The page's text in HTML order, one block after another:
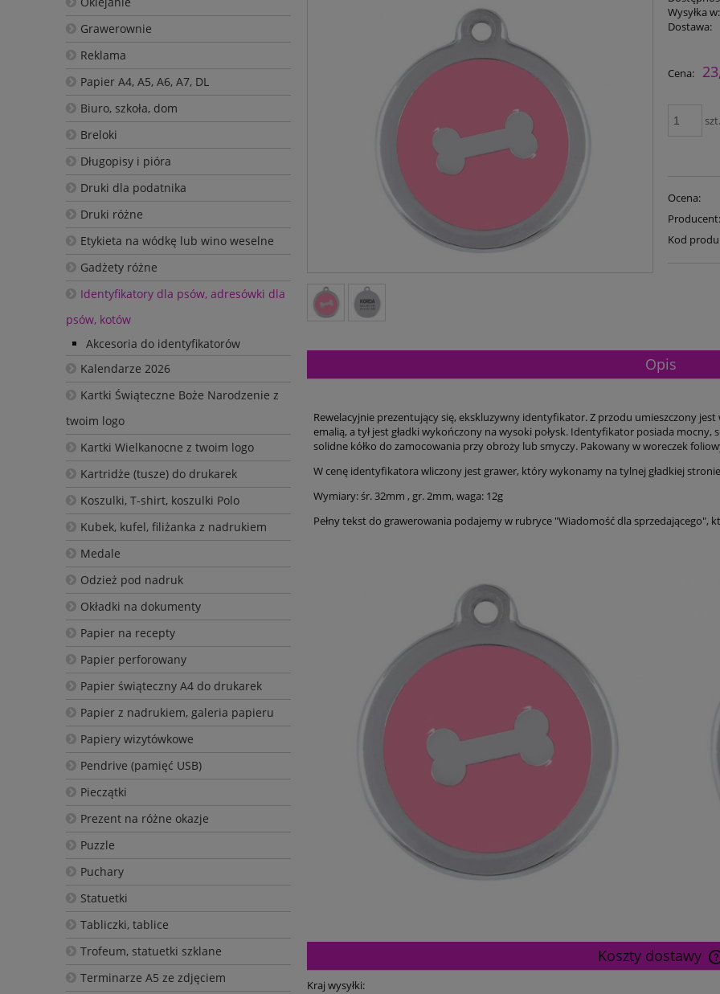
Grawerownie
Reklama
Papier A4, A5, A6, A7, DL
Biuro, szkoła, dom
Breloki
Długopisy i pióra
Druki dla podatnika
Druki różne
Etykieta na wódkę lub wino weselne
Gadżety różne
Identyfikatory dla psów, adresówki dla
psów, kotów
Akcesoria do identyfikatorów
Kalendarze 2026
Kartki Świąteczne Boże Narodzenie z
twoim logo
Kartki Wielkanocne z twoim logo
Kartridże (tusze) do drukarek
Koszulki, T-shirt, koszulki Polo
Kubek, kufel, filiżanka z nadrukiem
Medale
Odzież pod nadruk
Okładki na dokumenty
Papier na recepty
Papier perforowany
Papier świąteczny A4 do drukarek
Papier z nadrukiem, galeria papieru
Papiery wizytówkowe
Pendrive (pamięć USB)
Pieczątki
Prezent na różne okazje
Puzzle
Puchary
Statuetki
Tabliczki, tablice
Trofeum, statuetki szklane
Terminarze A5 ze zdjęciem
Wysyłka w:
Dostawa:
Cena:
szt.
Ocena:
Producent:
Kod
Opis
Rewelacyjnie prezentujący się, ekskluzywny identyfikator. Z przodu umieszczony
emalią, a tył jest gładki wykończony na wysoki połysk. Identyfikator posiada
solidne kółko do zamocowania przy obroży lub smyczy. Pakowany w woreczek
W cenę identyfikatora wliczony jest grawer, który wykonamy na tylnej gładkiej
Wymiary: śr. 32mm , gr. 2mm, waga: 12g
Pełny tekst do grawerowania podajemy w rubryce "Wiadomość dla
Koszty dostawy
Kraj wysyłki: